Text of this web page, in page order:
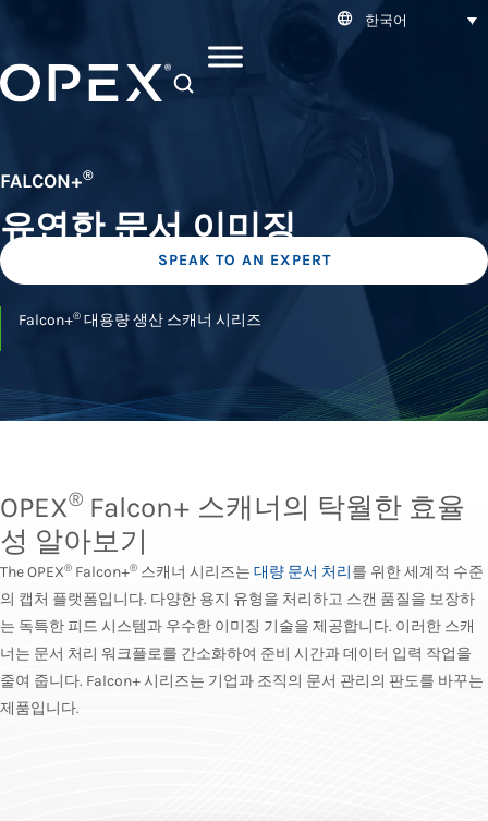
한국어
FALCON+®
유연한 문서 이미징
SPEAK TO AN EXPERT
Falcon+® 대용량 생산 스캐너 시리즈
OPEX® Falcon+ 스캐너의 탁월한 효율
성 알아보기
The OPEX® Falcon+® 스캐너 시리즈는 대량 문서 처리를 위한 세계적 수준
의 캡처 플랫폼입니다. 다양한 용지 유형을 처리하고 스캔 품질을 보장하
는 독특한 피드 시스템과 우수한 이미징 기술을 제공합니다. 이러한 스캐
너는 문서 처리 워크플로를 간소화하여 준비 시간과 데이터 입력 작업을
줄여 줍니다. Falcon+ 시리즈는 기업과 조직의 문서 관리의 판도를 바꾸는
제품입니다.